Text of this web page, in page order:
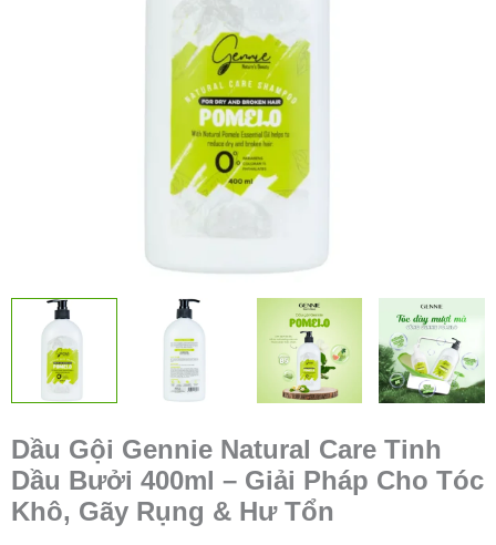
Dầu Gội Gennie Natural Care Tinh
Dầu Bưởi 400ml – Giải Pháp Cho Tóc
Khô, Gãy Rụng & Hư Tổn
lượng